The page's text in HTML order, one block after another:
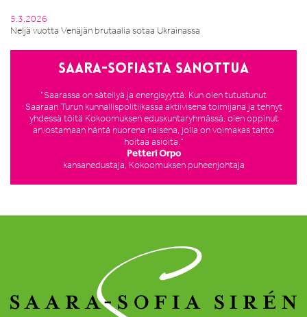
5.3.2026
Neljä vuotta Venäjän brutaalia sotaa Ukrainassa
Saara-Sofiasta sanottua
”Saarassa on säteilyä ja energisyyttä. Kun olen tutustunut
Saaraan Turun kunnallispolitiikassa aktiivisena toimijana ja tehnyt
yhdessä töitä Kokoomuksen eduskuntaryhmässä, olen oppinut
arvostamaan häntä nuorena naisena, jolla on voimakas tahto
hoitaa asioita.”
Petteri Orpo
kansanedustaja, Kokoomuksen puheenjohtaja